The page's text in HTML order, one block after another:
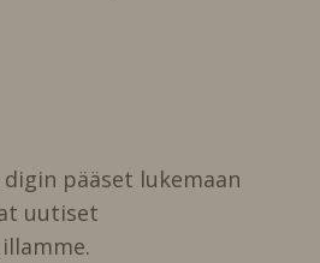
pääset lukemaan
uutiset